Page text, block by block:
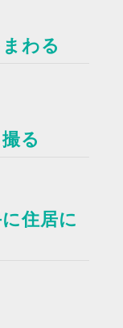
わる
る
住居に